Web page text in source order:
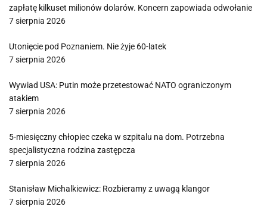
zapłatę kilkuset milionów dolarów. Koncern zapowiada odwołanie
7 sierpnia 2026
Utonięcie pod Poznaniem. Nie żyje 60-latek
7 sierpnia 2026
Wywiad USA: Putin może przetestować NATO ograniczonym
atakiem
7 sierpnia 2026
5-miesięczny chłopiec czeka w szpitalu na dom. Potrzebna
specjalistyczna rodzina zastępcza
7 sierpnia 2026
Stanisław Michalkiewicz: Rozbieramy z uwagą klangor
7 sierpnia 2026